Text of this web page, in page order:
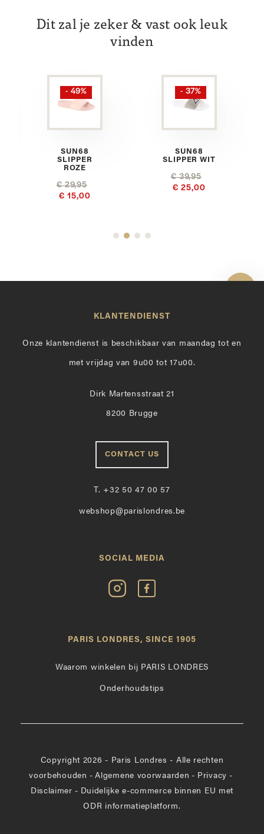
Dit zal je zeker & vast ook leuk
vinden
- 49%
SUN68
SLIPPER
ROZE
€ 29,95
€ 15,00
- 37%
SUN68
SLIPPER WIT
€ 39,95
€ 25,00
KLANTENDIENST
Onze klantendienst is beschikbaar van maandag tot en
met vrijdag van 9u00 tot 17u00.
Dirk Martensstraat 21
8200 Brugge
CONTACT US
T. +32 50 47 00 57
webshop@parislondres.be
SOCIAL MEDIA
Volg
Paris
Instagram
Vind
op
PARIS LONDRES, SINCE 1905
Waarom winkelen bij PARIS LONDRES
Onderhoudstips
Copyright 2026 - Paris Londres - Alle rechten
voorbehouden - Algemene voorwaarden - Privacy -
Disclaimer - Duidelijke e-commerce binnen EU met
ODR informatieplatform.